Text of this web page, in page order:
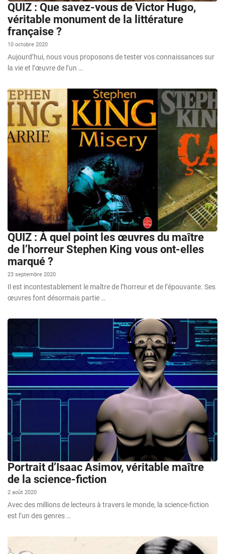
QUIZ : Que savez-vous de Victor Hugo,
véritable monument de la littérature
française ?
10 octobre 2020
Aujourd’hui, nous vous proposons de tester vos connaissances sur
la vie et l’œuvre de l’un …
QUIZ : À quel point les œuvres du maître
de l’horreur Stephen King vous ont-elles
marqué ?
23 septembre 2020
Il est incontestablement le maître de l’horreur et de l’épouvante. Ses
œuvres font désormais partie …
Portrait d’Isaac Asimov, véritable maître
de la science-fiction
2 août 2020
Avec des millions de lecteurs à travers le monde, la science-fiction
est l’un des genres …